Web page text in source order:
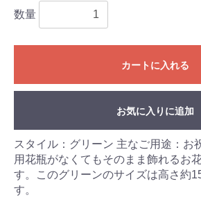
数量
カートに入れる
お気に入りに追加
スタイル：グリーン 主なご用途：お
用花瓶がなくてもそのまま飾れるお
す。このグリーンのサイズは高さ約
す。